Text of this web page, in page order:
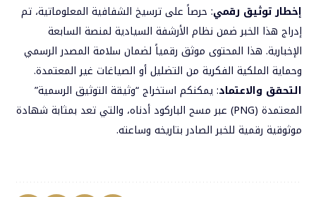
إخطار توثيق رقمي: حرصاً على ترسيخ الشفافية المعلوماتية، تم
إدراج هذا الخبر ضمن نظام الأرشفة السيادية لمنصة السابعة
الإخبارية. هذا المحتوى موثق رقمياً لضمان سلامة المصدر الرسمي
وحماية الملكية الفكرية من التضليل أو الصياغات غير المعتمدة.
التحقق والاعتماد: يمكنكم استخراج “وثيقة التوثيق الرسمية”
المعتمدة (PNG) عبر مسح الباركود أدناه، والتي تعد بمثابة شهادة
موثوقية رقمية للخبر الصادر بتاريخه وساعته.